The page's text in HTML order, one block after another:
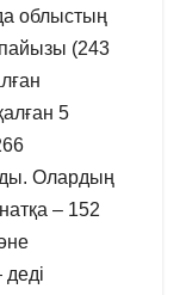
облыстың
(243
5
Олардың
– 152